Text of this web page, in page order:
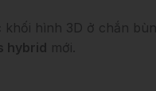
hình 3D ở chắn
hybrid mới.